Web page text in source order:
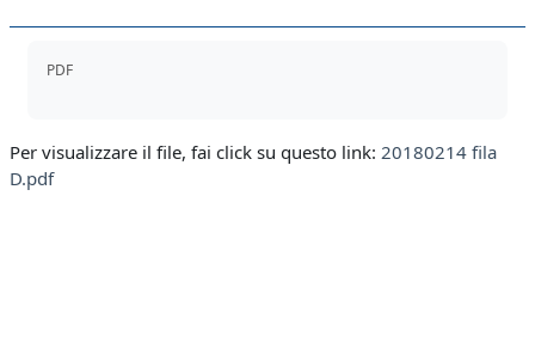
PDF
Per visualizzare il file, fai click su questo link: 20180214 fila
D.pdf